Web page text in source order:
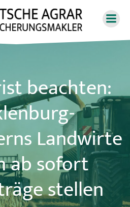
Zum
Inhalt
springen
beachten:
Landwirte
ab sofort
stellen